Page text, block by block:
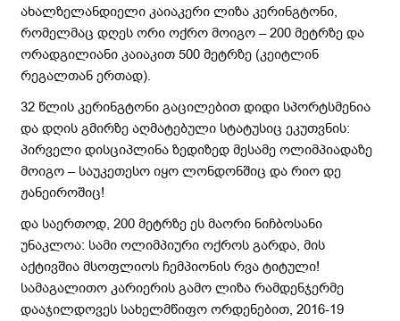
ახალზელანდიელი კაიაკერი ლიზა კერინგტონი,
რომელმაც დღეს ორი ოქრო მოიგო – 200 მეტრზე და
ორადგილიანი კაიაკით 500 მეტრზე (კეიტლინ
რეგალთან ერთად).
32 წლის კერინგტონი გაცილებით დიდი სპორტსმენია
და დღის გმირზე აღმატებული სტატუსიც ეკუთვნის:
პირველი დისციპლინა ზედიზედ მესამე ოლიმპიადაზე
მოიგო – საუკეთესო იყო ლონდონშიც და რიო დე
ჟანეიროშიც!
და საერთოდ, 200 მეტრზე ეს მაორი ნიჩბოსანი
უნაკლოა: სამი ოლიმპიური ოქროს გარდა, მის
აქტივშია მსოფლიოს ჩემპიონის რვა ტიტული!
სამაგალითო კარიერის გამო ლიზა რამდენჯერმე
დააჯილდოვეს სახელმწიფო ორდენებით, 2016-19